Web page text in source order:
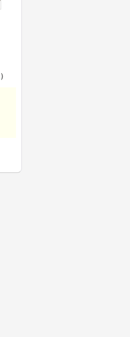
）